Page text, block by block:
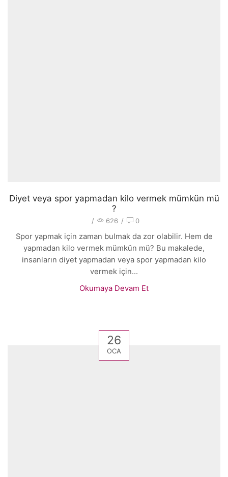
Diyet veya spor yapmadan kilo vermek mümkün mü
?
/ 626 / 0
Spor yapmak için zaman bulmak da zor olabilir. Hem de
yapmadan kilo vermek mümkün mü? Bu makalede,
insanların diyet yapmadan veya spor yapmadan kilo
vermek için...
Okumaya Devam Et
26
OCA